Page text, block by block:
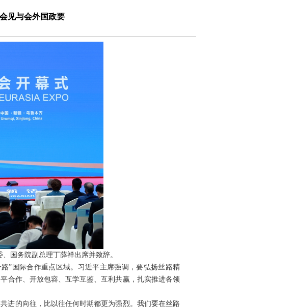
见与会外国政要
国务院副总理丁薛祥出席并致辞。
”国际合作重点区域。习近平主席强调，要弘扬丝路精
合作、开放包容、互学互鉴、互利共赢，扎实推进各领
进的向往，比以往任何时期都更为强烈。我们要在丝路